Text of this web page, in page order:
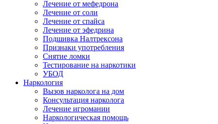
Лечение от мефедрона
Лечение от соли
Лечение от спайса
Лечение от эфедрина
Подшивка Налтрексона
Признаки употребления
Снятие ломки
Тестирование на наркотики
УБОД
Наркология
Вызов нарколога на дом
Консультация нарколога
Лечение игромании
Наркологическая помощь